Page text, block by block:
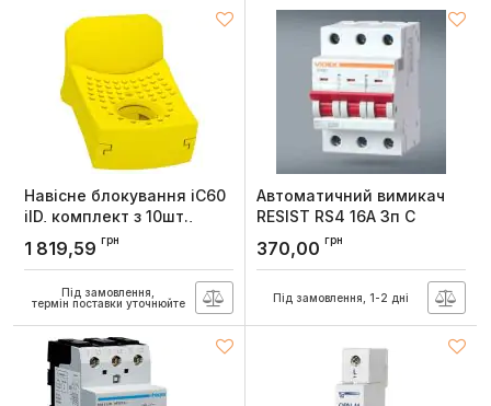
Навісне блокування iC60
iID, комплект з 10шт.,
Schneider Electric
Артикул:
1 819,59 грн
Під замовлення,
термін поставки уточнюйте
Автоматичний вимикач
RESIST RS4 16А 3п С
4,5кА, Videx
Артикул:
370,00 грн
Під замовлення, 1-2 дні